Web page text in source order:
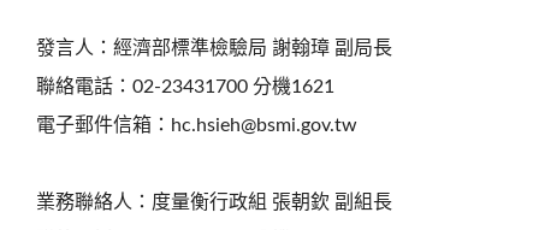
發言人：經濟部標準檢驗局 謝翰璋 副局長
聯絡電話：02-23431700 分機1621
電子郵件信箱：hc.hsieh@bsmi.gov.tw
業務聯絡人：度量衡行政組 張朝欽 副組長